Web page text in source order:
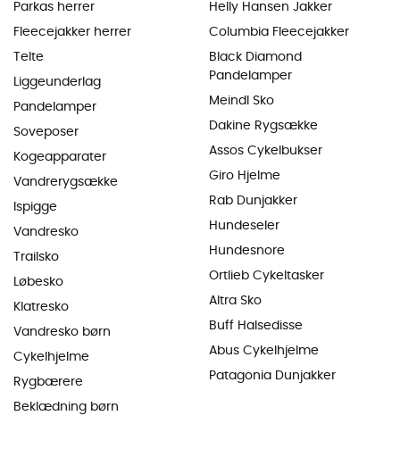
Parkas herrer
Fleecejakker herrer
Telte
Liggeunderlag
Pandelamper
Soveposer
Kogeapparater
Vandrerygsække
Ispigge
Vandresko
Trailsko
Løbesko
Klatresko
Vandresko børn
Cykelhjelme
Rygbærere
Beklædning børn
Helly Hansen Jakker
Columbia Fleecejakker
Black Diamond
Pandelamper
Meindl Sko
Dakine Rygsække
Assos Cykelbukser
Giro Hjelme
Rab Dunjakker
Hundeseler
Hundesnore
Ortlieb Cykeltasker
Altra Sko
Buff Halsedisse
Abus Cykelhjelme
Patagonia Dunjakker